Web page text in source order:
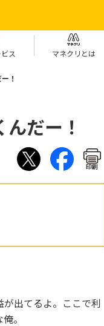
ス マネクリとは
！
だー！
印刷
出てるよ。ここで利
。